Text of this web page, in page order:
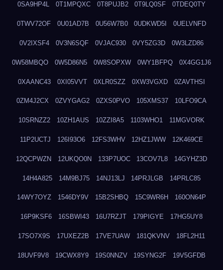
0SA9HP4L 0T1MPQXC 0T8PUJB2 0T9LQ0SF 0TDEQ0TY
0TWV72OF 0U01AD7B 0U56W7B0 0UDKWD5I 0UELVNFD
0V2IXSF4 0V3N6SQF 0VJAC930 0VY5ZG3D 0W3LZD86
0W58MBQO 0W5D86N5 0W8SOPXW 0WY1BFPQ 0X4GG1J6
0XAANC43 0XI05VVT 0XLR0SZZ 0XW3VGXD 0ZAVTHSI
0ZM4J2CX 0ZVYGAG2 0ZXS0PVO 105XMS37 10LFO9CA
10SRNZZ2 10ZH1AUS 10ZZI8A5 1103WHO1 11MGVORK
11P2UCTJ 126I93O6 12FS3WHV 12HZ1JWW 12K469CE
12QCPWZN 12UKQO0N 133P7UOC 13COV7L8 14GYHZ3D
14H4A825 14M9BJ75 14NJ13LJ 14PRJLGB 14PRLC85
14WY7OYZ 1546DY9V 15B2SHBQ 15C9WR6H 160ON64P
16P9KSF6 16SBWI43 16U7RZJT 179PIGYE 17HG5UY8
17SO7X9S 17UXEZ2B 17VE7UAW 181QKVNV 18FL2H11
18UVF9V8 19CWX8Y9 19S0NNZV 19SYNG2F 19V5GFDB